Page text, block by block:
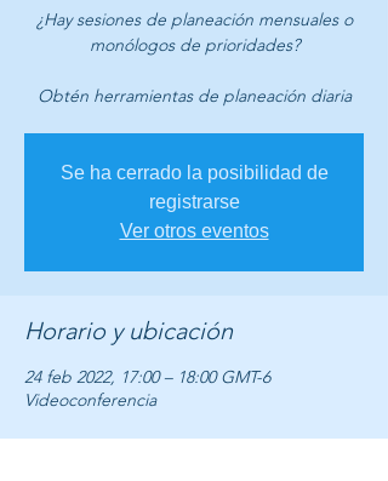
¿Hay sesiones de planeación mensuales o
monólogos de prioridades?
Obtén herramientas de planeación diaria
Se ha cerrado la posibilidad de
registrarse
Ver otros eventos
Horario y ubicación
24 feb 2022, 17:00 – 18:00 GMT-6
Videoconferencia